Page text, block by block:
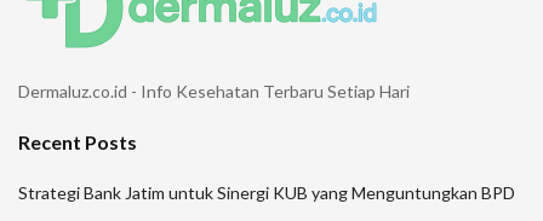
Dermaluz.co.id - Info Kesehatan Terbaru Setiap Hari
Recent Posts
Strategi Bank Jatim untuk Sinergi KUB yang Menguntungkan BPD